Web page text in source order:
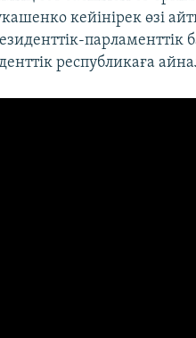
кейінірек өзі
парламенттік
республикаға